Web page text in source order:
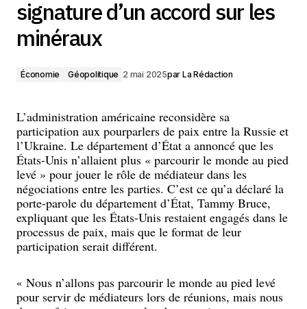
signature d’un accord sur les
minéraux
Économie Géopolitique 2 mai 2025par La Rédaction
L’administration américaine reconsidère sa
participation aux pourparlers de paix entre la Russie et
l’Ukraine. Le département d’État a annoncé que les
États-Unis n’allaient plus « parcourir le monde au pied
levé » pour jouer le rôle de médiateur dans les
négociations entre les parties. C’est ce qu’a déclaré la
porte-parole du département d’État, Tammy Bruce,
expliquant que les États-Unis restaient engagés dans le
processus de paix, mais que le format de leur
participation serait différent.
« Nous n’allons pas parcourir le monde au pied levé
pour servir de médiateurs lors de réunions, mais nous